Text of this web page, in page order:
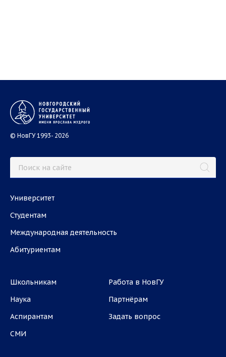
© НовГУ 1993- 2026
Университет
Студентам
Международная деятельность
Абитуриентам
Школьникам
Наука
Аспирантам
СМИ
Работа в НовГУ
Партнёрам
Задать вопрос